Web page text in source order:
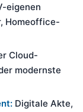
eigenen
Homeoffice-
Cloud-
modernste
Digitale Akte,